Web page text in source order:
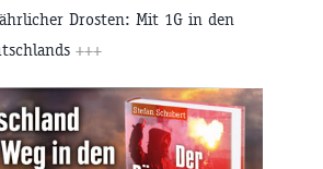
Drosten: Mit 1G in den
+++